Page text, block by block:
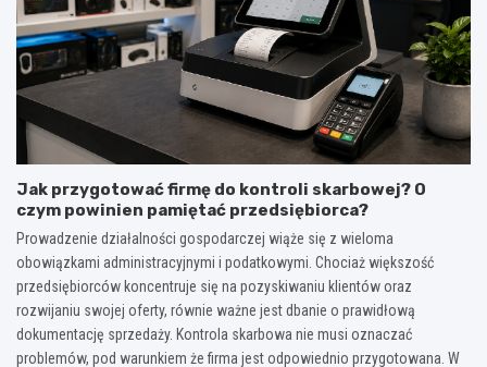
Jak przygotować firmę do kontroli skarbowej? O
czym powinien pamiętać przedsiębiorca?
Prowadzenie działalności gospodarczej wiąże się z wieloma
obowiązkami administracyjnymi i podatkowymi. Chociaż większość
przedsiębiorców koncentruje się na pozyskiwaniu klientów oraz
rozwijaniu swojej oferty, równie ważne jest dbanie o prawidłową
dokumentację sprzedaży. Kontrola skarbowa nie musi oznaczać
problemów, pod warunkiem że firma jest odpowiednio przygotowana. W